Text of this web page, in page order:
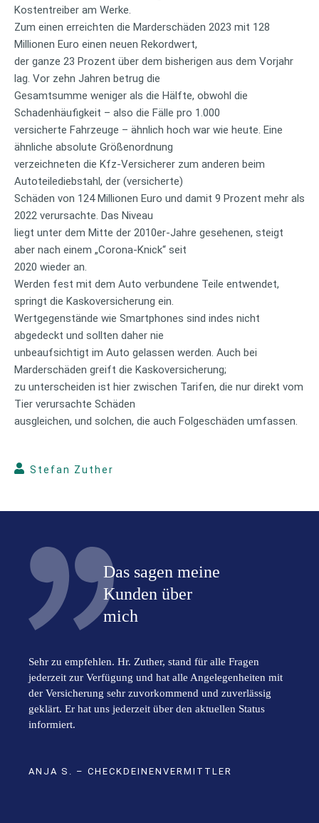
Kostentreiber am Werke.
Zum einen erreichten die Marderschäden 2023 mit 128
Millionen Euro einen neuen Rekordwert,
der ganze 23 Prozent über dem bisherigen aus dem Vorjahr
lag. Vor zehn Jahren betrug die
Gesamtsumme weniger als die Hälfte, obwohl die
Schadenhäufigkeit – also die Fälle pro 1.000
versicherte Fahrzeuge – ähnlich hoch war wie heute. Eine
ähnliche absolute Größenordnung
verzeichneten die Kfz-Versicherer zum anderen beim
Autoteilediebstahl, der (versicherte)
Schäden von 124 Millionen Euro und damit 9 Prozent mehr als
2022 verursachte. Das Niveau
liegt unter dem Mitte der 2010er-Jahre gesehenen, steigt
aber nach einem „Corona-Knick“ seit
2020 wieder an.
Werden fest mit dem Auto verbundene Teile entwendet,
springt die Kaskoversicherung ein.
Wertgegenstände wie Smartphones sind indes nicht
abgedeckt und sollten daher nie
unbeaufsichtigt im Auto gelassen werden. Auch bei
Marderschäden greift die Kaskoversicherung;
zu unterscheiden ist hier zwischen Tarifen, die nur direkt vom
Tier verursachte Schäden
ausgleichen, und solchen, die auch Folgeschäden umfassen.
Stefan Zuther
Das sagen meine
Kunden über
mich
Sehr zu empfehlen. Hr. Zuther, stand für alle Fragen
jederzeit zur Verfügung und hat alle Angelegenheiten mit
der Versicherung sehr zuvorkommend und zuverlässig
geklärt. Er hat uns jederzeit über den aktuellen Status
informiert.
ANJA S. – CHECKDEINENVERMITTLER